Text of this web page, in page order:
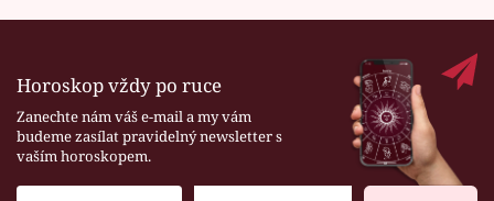
Horoskop vždy po ruce
Zanechte nám váš e-mail a my vám
budeme zasílat pravidelný newsletter s
vaším horoskopem.